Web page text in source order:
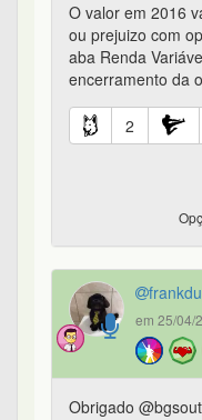
O valor em 2016
ou prejuizo com
aba Renda
encerramento da
2
em 25/04/
Obrigado